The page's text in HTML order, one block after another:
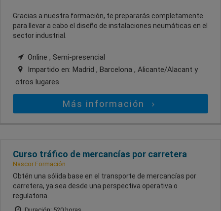
Gracias a nuestra formación, te prepararás completamente
para llevar a cabo el diseño de instalaciones neumáticas en el
sector industrial.
Online , Semi-presencial
Impartido en: Madrid , Barcelona , Alicante/Alacant y
otros lugares
Más información
Curso tráfico de mercancías por carretera
Nascor Formación
Obtén una sólida base en el transporte de mercancías por
carretera, ya sea desde una perspectiva operativa o
regulatoria.